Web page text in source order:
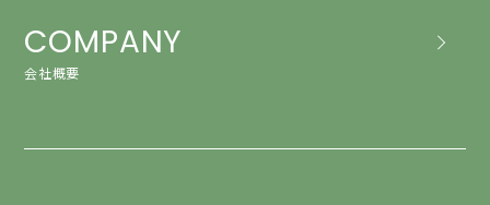
COMPANY
会社概要